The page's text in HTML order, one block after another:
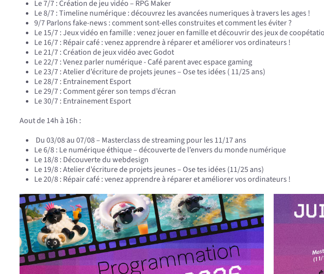
Le 7/7 : Création de jeu vidéo – RPG Maker
Le 8/7 : Timeline numérique : découvrez les avancées numeriques à travers les ages !
9/7 Parlons fake-news : comment sont-elles construites et comment les éviter ?
Le 15/7 : Jeux vidéo en famille : venez jouer en famille et découvrir des jeux de
Le 16/7 : Répair café : venez apprendre à réparer et améliorer vos ordinateurs !
Le 21/7 : Création de jeux vidéo avec Godot
Le 22/7 : Venez parler numérique - Café parent avec espace gaming
Le 23/7 : Atelier d’écriture de projets jeunes – Ose tes idées ( 11/25 ans)
Le 28/7 : Entrainement Esport
Le 29/7 : Comment gérer son temps d’écran
Le 30/7 : Entrainement Esport
Aout de 14h à 16h :
Du 03/08 au 07/08 – Masterclass de streaming pour les 11/17 ans
Le 6/8 : Le numérique éthique – découverte de l’envers du monde numérique
Le 18/8 : Découverte du webdesign
Le 19/8 : Atelier d’écriture de projets jeunes – Ose tes idées (11/25 ans)
Le 20/8 : Répair café : venez apprendre à réparer et améliorer vos ordinateurs !